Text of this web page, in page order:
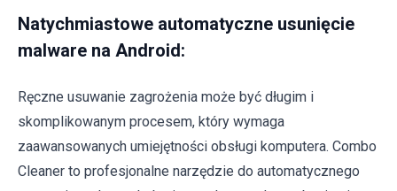
Natychmiastowe automatyczne usunięcie
malware na Android:
Ręczne usuwanie zagrożenia może być długim i
skomplikowanym procesem, który wymaga
zaawansowanych umiejętności obsługi komputera. Combo
Cleaner to profesjonalne narzędzie do automatycznego